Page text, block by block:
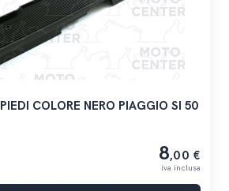
COLORE NERO PIAGGIO SI 50
8,00 €
iva inclusa